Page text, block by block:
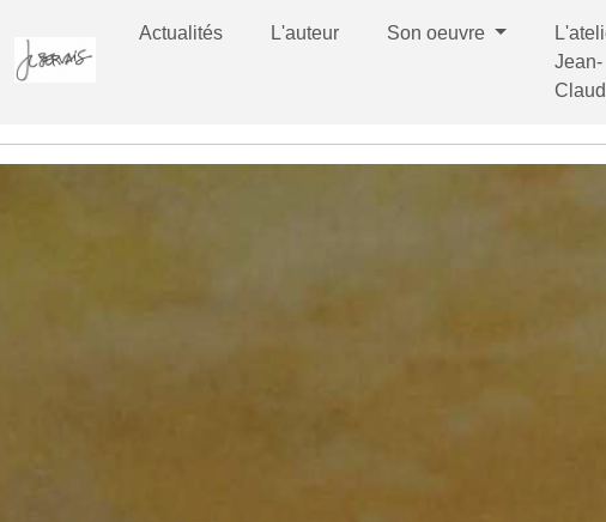
Actualités L'auteur Son oeuvre
Jean-